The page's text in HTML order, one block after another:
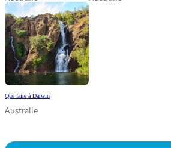
Que faire à Darwin
Australie